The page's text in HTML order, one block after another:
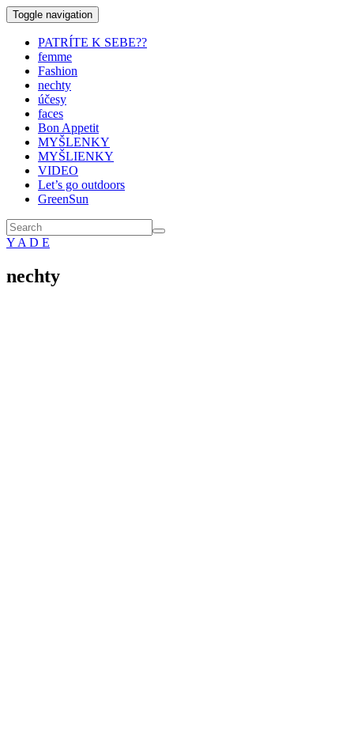
Toggle navigation
PATRÍTE K SEBE??
femme
Fashion
nechty
účesy
faces
Bon Appetit
MYŠLENKY
MYŠLIENKY
VIDEO
Let’s go outdoors
GreenSun
Y A D E
nechty